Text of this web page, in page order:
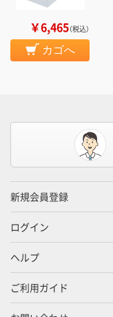
￥6,465（税込）
カゴへ
新規会員登録
ログイン
ヘルプ
ご利用ガイド